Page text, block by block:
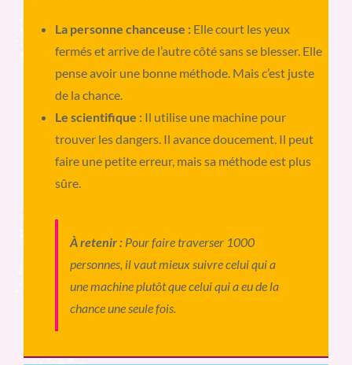
La personne chanceuse : Elle court les yeux
fermés et arrive de l’autre côté sans se blesser. Elle
pense avoir une bonne méthode. Mais c’est juste
de la chance.
Le scientifique : Il utilise une machine pour
trouver les dangers. Il avance doucement. Il peut
faire une petite erreur, mais sa méthode est plus
sûre.
À retenir : Pour faire traverser 1000
personnes, il vaut mieux suivre celui qui a
une machine plutôt que celui qui a eu de la
chance une seule fois.